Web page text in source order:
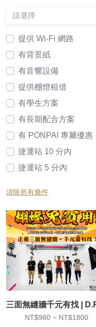
請選擇
提供 Wi-Fi 網路
有背景紙
有音響設備
提供棚燈租借
有學生方案
有長期配合方案
有 PONPAI 專屬優惠
捷運站 10 分內
捷運站 5 分內
清除所有條件
NT$980 ~ NT$1800